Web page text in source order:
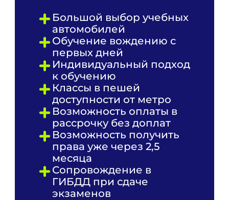
Большой выбор учебных
автомобилей
Обучение вождению с
первых дней
Индивидуальный подход
к обучению
Классы в пешей
доступности от метро
Возможность оплаты в
рассрочку без доплат
Возможность получить
права уже через 2,5
месяца
Сопровождение в
ГИБДД при сдаче
экзаменов